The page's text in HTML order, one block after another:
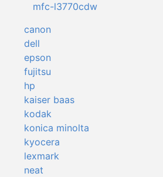
mfc-l3770cdw
canon
dell
epson
fujitsu
hp
kaiser baas
kodak
konica minolta
kyocera
lexmark
neat